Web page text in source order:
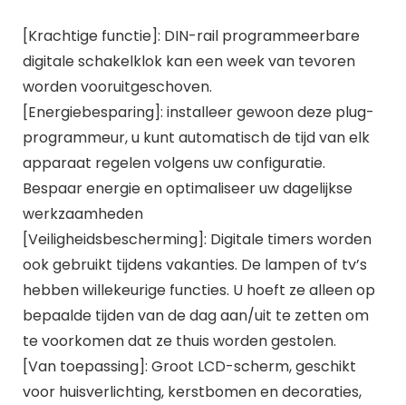
[Krachtige functie]: DIN-rail programmeerbare
digitale schakelklok kan een week van tevoren
worden vooruitgeschoven.
[Energiebesparing]: installeer gewoon deze plug-
programmeur, u kunt automatisch de tijd van elk
apparaat regelen volgens uw configuratie.
Bespaar energie en optimaliseer uw dagelijkse
werkzaamheden
[Veiligheidsbescherming]: Digitale timers worden
ook gebruikt tijdens vakanties. De lampen of tv’s
hebben willekeurige functies. U hoeft ze alleen op
bepaalde tijden van de dag aan/uit te zetten om
te voorkomen dat ze thuis worden gestolen.
[Van toepassing]: Groot LCD-scherm, geschikt
voor huisverlichting, kerstbomen en decoraties,